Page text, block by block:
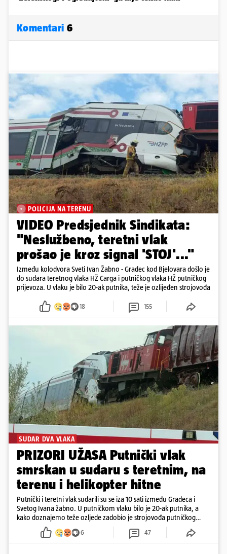
Komentari 6
POLICIJA NA TERENU
VIDEO Predsjednik Sindikata:
"Neslužbeno, teretni vlak
prošao je kroz signal 'STOJ'..."
Između kolodvora Sveti Ivan Žabno - Gradec kod Bjelovara došlo je
do sudara teretnog vlaka HŽ Carga i putničkog vlaka HŽ putničkog
prijevoza. U vlaku je bilo 20-ak putnika, teže je ozlijeđen strojovođa
18 155
SUDAR DVA VLAKA
PRIZORI UŽASA Putnički vlak
smrskan u sudaru s teretnim, na
terenu i helikopter hitne
Putnički i teretni vlak sudarili su se iza 10 sati između Gradeca i
Svetog Ivana žabno. U putničkom vlaku bilo je 20-ak putnika, a
kako doznajemo teže ozljede zadobio je strojovođa putničkog
vlaka. Zatvoren je promet, a fotoreporteri Prigorskog objavili su
prve snimke s mjesta sudara
6 47